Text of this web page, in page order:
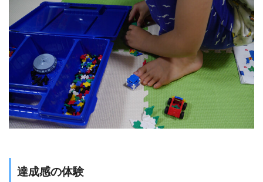
達成感の体験